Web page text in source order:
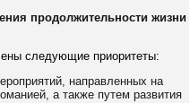
продолжительности жизни
следующие приоритеты:
направленных на
а также путем развития